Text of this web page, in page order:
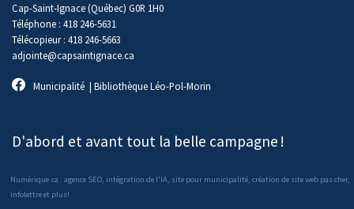
Cap-Saint-Ignace (Québec) G0R 1H0
Téléphone : 418 246-5631
Télécopieur : 418 246-5663
adjointe@capsaintignace.ca
Municipalité | Bibliothèque Léo-Pol-Morin
D'abord et avant tout la belle campagne !
Numérique.ca :agence SEO, intégration de l'IA, site pour municipalité,création de site web pas cher,
infolettreet plus!